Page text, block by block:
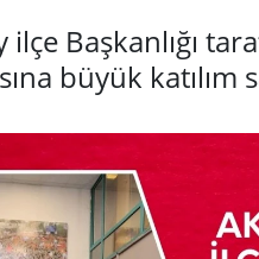
Başkanlığı
büyük katılım